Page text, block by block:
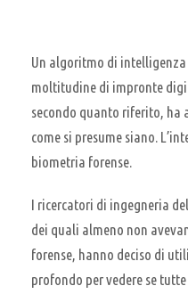
Un algoritmo di
moltitudine di impronte
secondo quanto riferito, ha
come si presume siano.
biometria forense.
I ricercatori di ingegneria
dei quali almeno non
forense, hanno deciso di
profondo per vedere se